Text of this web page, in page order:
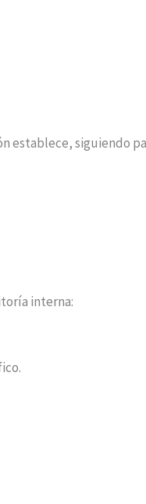
establece, siguiendo
interna: